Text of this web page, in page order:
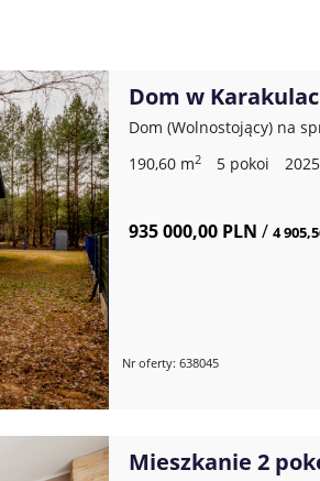
Dom w
Dom (Wolnostojący) na
190,60 m2 5 pokoi
935 000,00 PLN / 4
Nr oferty: 638045
Mieszkanie 2